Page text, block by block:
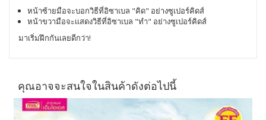
หน้าซ้ายมือจะบอกวิธีที่อิซาเบล "คิด" อย่างซูเปอร์คิดส์
หน้าขวามือจะเเสดงวิธีที่อิซาเบล "ทำ" อย่างซูเปอร์คิดส์
มาเริ่มฝึกกันเลยดีกว่า!
คุณอาจจะสนใจในสินค้าดังต่อไปนี้